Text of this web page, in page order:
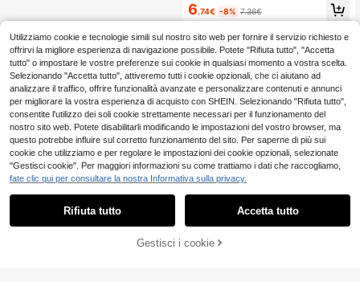
ge, tropicale, da festival musicali, d
legante resort, per vacanze con sta
mpa floreale
antaloncini con orlo a A, in tessuto
bianco, per donne taglie comode
6.74€ -8% 7.36€
AGGIUNGI AL CARRELLO
Utilizziamo cookie e tecnologie simili sul nostro sito web per fornire il servizio richiesto e
offrirvi la migliore esperienza di navigazione possibile. Potete "Rifiuta tutto", "Accetta
tutto" o impostare le vostre preferenze sui cookie in qualsiasi momento a vostra scelta.
Selezionando "Accetta tutto", attiveremo tutti i cookie opzionali, che ci aiutano ad
analizzare il traffico, offrire funzionalità avanzate e personalizzare contenuti e annunci
per migliorare la vostra esperienza di acquisto con SHEIN. Selezionando "Rifiuta tutto",
consentite l'utilizzo dei soli cookie strettamente necessari per il funzionamento del
nostro sito web. Potete disabilitarli modificando le impostazioni del vostro browser, ma
questo potrebbe influire sul corretto funzionamento del sito. Per saperne di più sui
cookie che utilizziamo e per regolare le impostazioni dei cookie opzionali, selezionate
"Gestisci cookie". Per maggiori informazioni su come trattiamo i dati che raccogliamo,
fate clic qui per consultare la nostra Informativa sulla privacy.
Rifiuta tutto Accetta tutto
Gestisci i cookie